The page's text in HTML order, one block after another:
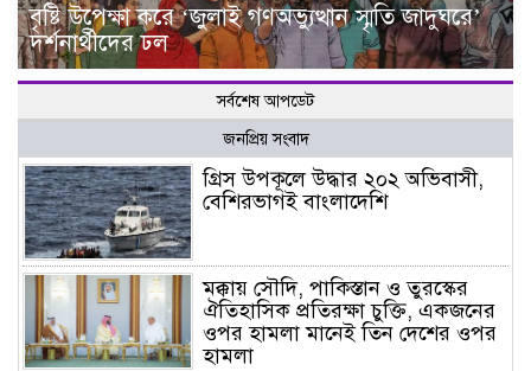
বৃষ্টি উপেক্ষা করে ‘জুলাই গণঅভ্যুত্থান স্মৃতি জাদুঘরে’
দর্শনার্থীদের ঢল
সর্বশেষ আপডেট
জনপ্রিয় সংবাদ
গ্রিস উপকূলে উদ্ধার ২০২ অভিবাসী,
বেশিরভাগই বাংলাদেশি
মক্কায় সৌদি, পাকিস্তান ও তুরস্কের
ঐতিহাসিক প্রতিরক্ষা চুক্তি, একজনের
ওপর হামলা মানেই তিন দেশের ওপর
হামলা